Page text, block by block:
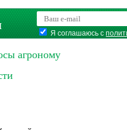
Я соглашаюсь с
агроному